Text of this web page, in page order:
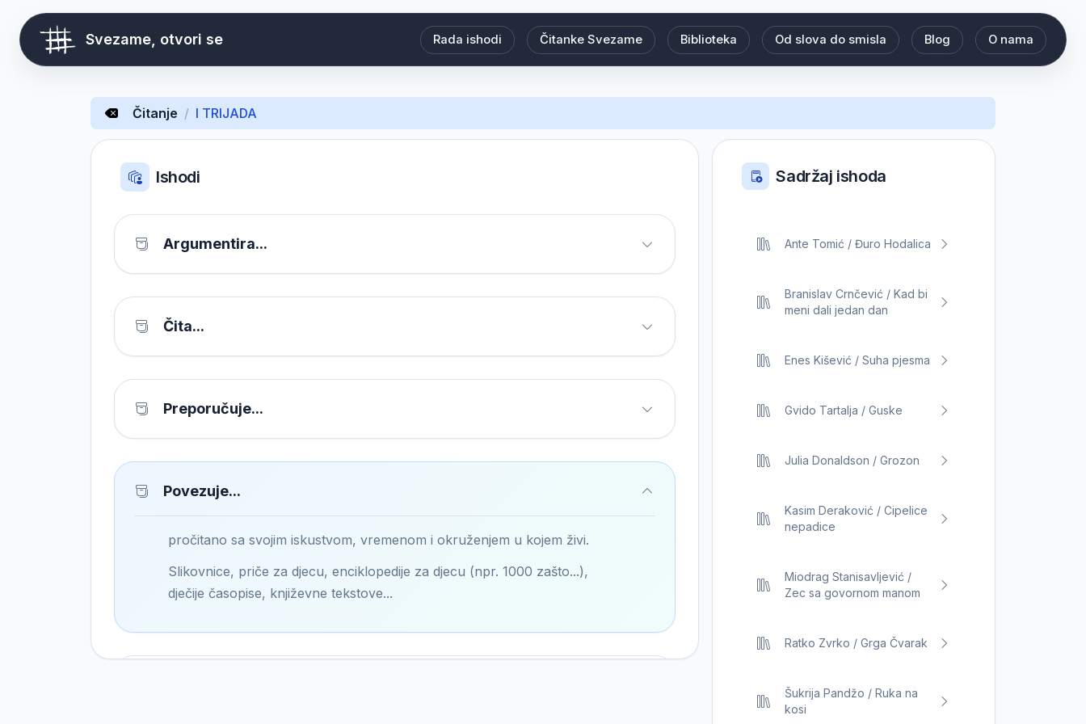
Svezame, otvori se Rada ishodi Čitanke Svezame Biblioteka Od slova do smisla Blog O nama
Čitanje / I TRIJADA
Ishodi
Argumentira...
Čita...
Preporučuje...
Povezuje...
pročitano sa svojim iskustvom, vremenom i okruženjem u kojem živi.
Slikovnice, priče za djecu, enciklopedije za djecu (npr. 1000 zašto...),
dječije časopise, književne tekstove...
Sadržaj ishoda
Ante Tomić / Đuro Hodalica
Branislav Crnčević / Kad bi
meni dali jedan dan
Enes Kišević / Suha pjesma
Gvido Tartalja / Guske
Julia Donaldson / Grozon
Kasim Deraković / Cipelice
nepadice
Miodrag Stanisavljević /
Zec sa govornom manom
Ratko Zvrko / Grga Čvarak
Šukrija Pandžo / Ruka na
kosi